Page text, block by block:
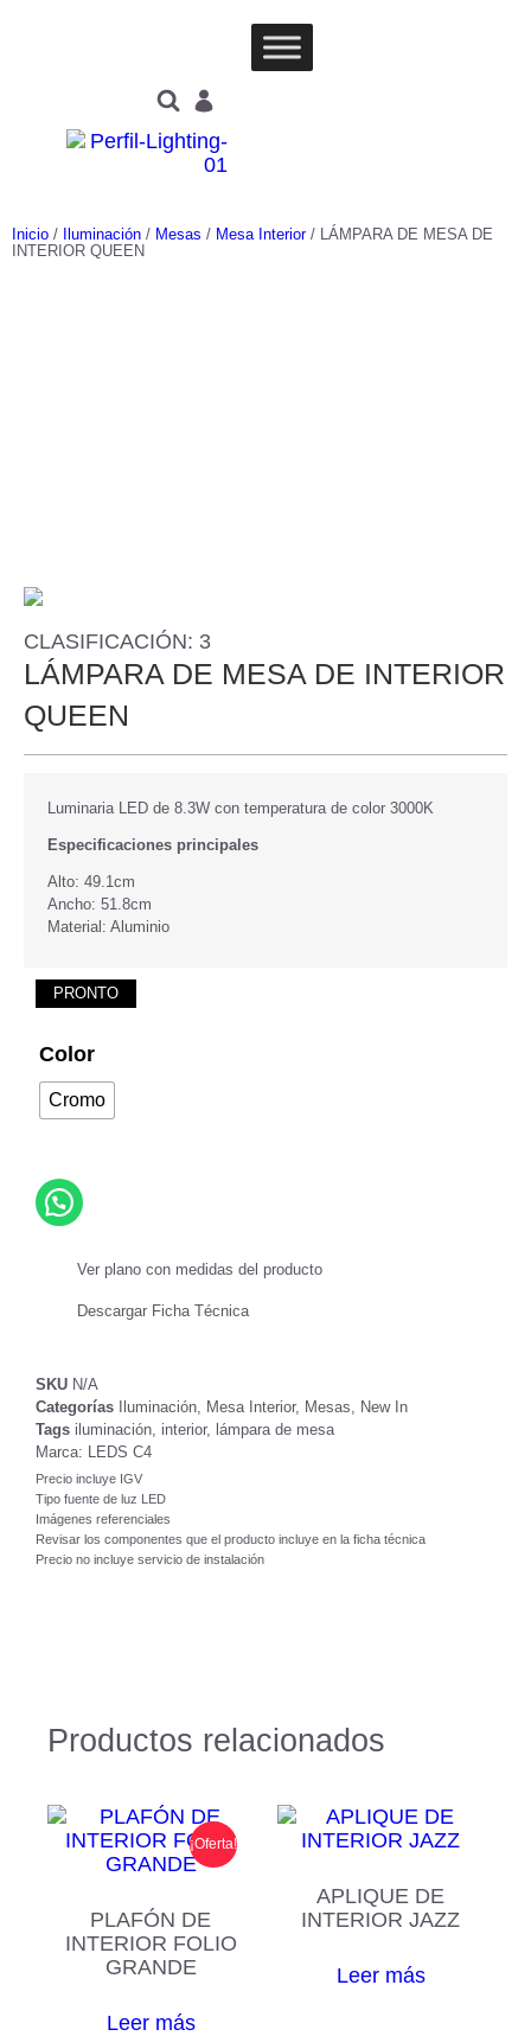
Inicio / Iluminación / Mesas / Mesa Interior/ LÁMPARA DE MESA DE
INTERIOR QUEEN
CLASIFICACIÓN: 3
LÁMPARA DE MESA DE INTERIOR
QUEEN
Luminaria LED de 8.3W con temperatura de color 3000K
Especificaciones principales
Alto: 49.1cm
Ancho: 51.8cm
Material: Aluminio
PRONTO
Color
Cromo
Ver plano con medidas del producto
Descargar Ficha Técnica
SKU N/A
Categorías
Iluminación, Mesa Interior, Mesas, New In
Tags iluminación, interior, lámpara de mesa
Marca: LEDS C4
Precio incluye IGV
Tipo fuente de luz LED
Imágenes referenciales
Revisar los componentes que el producto incluye en la ficha técnica
Precio no incluye servicio de instalación
Productos relacionados
¡Oferta!
PLAFÓN DE
INTERIOR FOLIO
GRANDE
Leer más
APLIQUE DE
INTERIOR JAZZ
Leer más